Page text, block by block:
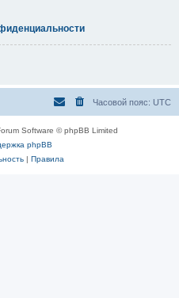
Часовой пояс: UTC
Software © phpBB Limited
phpBB
| Правила